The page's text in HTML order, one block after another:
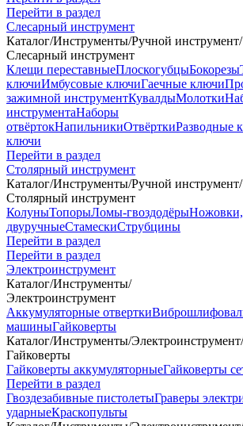
Перейти в раздел
Слесарный инструмент
Каталог/Инструменты/Ручной инструмент/
Слесарный инструмент
Клещи переставныеПлоскогубцыБокорезы
ключиИмбусовые ключиГаечные ключи
зажимной инструментКувалдыМолотки
инструментаНаборы
отвёртокНапильникиОтвёрткиРазводные
ключи
Перейти в раздел
Столярный инструмент
Каталог/Инструменты/Ручной инструмент/
Столярный инструмент
КолуныТопорыЛомы-гвоздодёры
двуручныеСтамескиСтрубцины
Перейти в раздел
Перейти в раздел
Электроинструмент
Каталог/Инструменты/
Электроинструмент
Аккумуляторные отвертки
машиныГайковерты
Каталог/Инструменты/Электроинструмент/
Гайковерты
Гайковерты аккумуляторныеГайковерты
Перейти в раздел
Гвоздезабивные пистолетыГраверы
ударныеКраскопульты